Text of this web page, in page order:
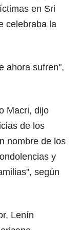
en Sri
celebraba la
ahora sufren",
Macri, dijo
de los
nombre de los
y
según
Lenín